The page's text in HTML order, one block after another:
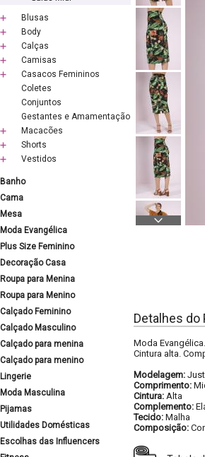
Blusas
Body
Calças
Camisas
Casacos Femininos
Coletes
Conjuntos
Gestantes e Amamentação
Macacões
Shorts
Vestidos
Banho
Cama
Mesa
Moda Evangélica
Plus Size Feminino
Decoração Casa
Roupa para Menina
Roupa para Menino
Calçado Feminino
Calçado Masculino
Calçado para menina
Calçado para menino
Lingerie
Moda Masculina
Pijamas
Utilidades Domésticas
Escolhas das Influencers
Detalhes do
Moda
Cintura alta.
Modelagem:
Comprimento:
Cintura: Alta
Complemento:
Tecido: Malha
Composição: